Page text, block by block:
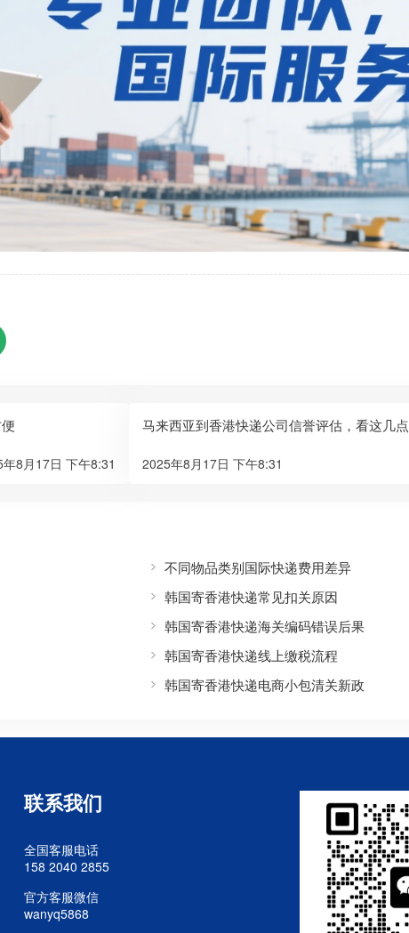
8月17日 下午8:31
马来西亚到香港快递公司信誉评估，看这几点
2025年8月17日 下午8:31
不同物品类别国际快递费用差异
韩国寄香港快递常见扣关原因
韩国寄香港快递海关编码错误后果
韩国寄香港快递线上缴税流程
韩国寄香港快递电商小包清关新政
联系我们
全国客服电话
158 2040 2855
官方客服微信
wanyq5868